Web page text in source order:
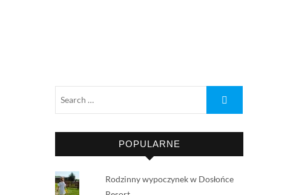
POPULARNE
Rodzinny wypoczynek w Dosłońce